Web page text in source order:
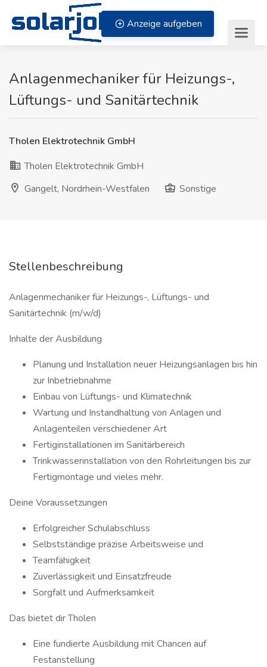
Zum Inhalt springen
Anzeige aufgeben
Anlagenmechaniker für Heizungs-,
Lüftungs- und Sanitärtechnik
Tholen Elektrotechnik GmbH
Tholen Elektrotechnik GmbH
Gangelt, Nordrhein-Westfalen
Sonstige
Stellenbeschreibung
Anlagenmechaniker für Heizungs-, Lüftungs- und
Sanitärtechnik (m/w/d)
Inhalte der Ausbildung
Planung und Installation neuer Heizungsanlagen bis hin
zur Inbetriebnahme
Einbau von Lüftungs- und Klimatechnik
Wartung und Instandhaltung von Anlagen und
Anlagenteilen verschiedener Art
Fertiginstallationen im Sanitärbereich
Trinkwasserinstallation von den Rohrleitungen bis zur
Fertigmontage und vieles mehr.
Deine Voraussetzungen
Erfolgreicher Schulabschluss
Selbstständige präzise Arbeitsweise und
Teamfähigkeit
Zuverlässigkeit und Einsatzfreude
Sorgfalt und Aufmerksamkeit
Das bietet dir Tholen
Eine fundierte Ausbildung mit Chancen auf
Festanstellung